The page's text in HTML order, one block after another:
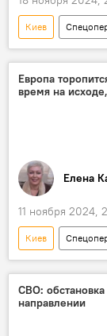
Киев
Россия
СВО
ВСУ
Президент
Европа
время на
Елена
11 ноября 2024,
Киев
Россия
Политика
США
СВО:
направлении